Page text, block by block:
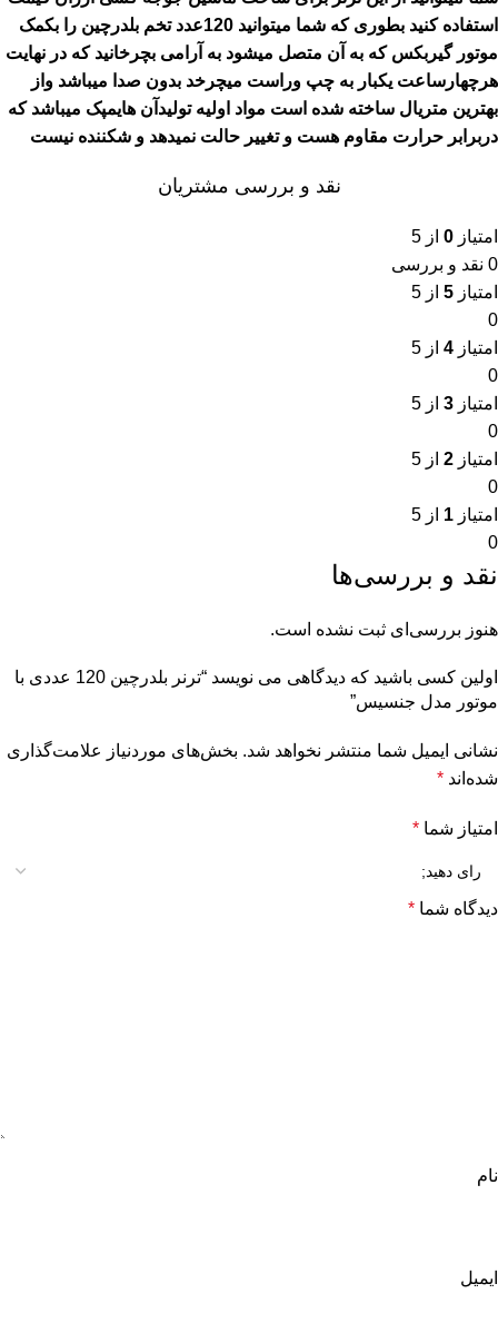
استفاده کنید بطوری که شما میتوانید 120عدد تخم بلدرچین را بکمک
موتور گیربکس که به آن متصل میشود به آرامی بچرخانید که در نهایت
هرچهارساعت یکبار به چپ وراست میچرخد بدون صدا میباشد واز
بهترین متریال ساخته شده است مواد اولیه تولیدآن هایمپک میباشد که
دربرابر حرارت مقاوم هست و تغییر حالت نمیدهد و شکننده نیست
نقد و بررسی مشتریان
امتیاز 0 از 5
0 نقد و بررسی
امتیاز 5 از 5
0
امتیاز 4 از 5
0
امتیاز 3 از 5
0
امتیاز 2 از 5
0
امتیاز 1 از 5
0
نقد و بررسی‌ها
هنوز بررسی‌ای ثبت نشده است.
اولین کسی باشید که دیدگاهی می نویسد “ترنر بلدرچین 120 عددی با
موتور مدل جنسیس”
نشانی ایمیل شما منتشر نخواهد شد. بخش‌های موردنیاز علامت‌گذاری
شده‌اند *
امتیاز شما *
دیدگاه شما *
نام
ایمیل